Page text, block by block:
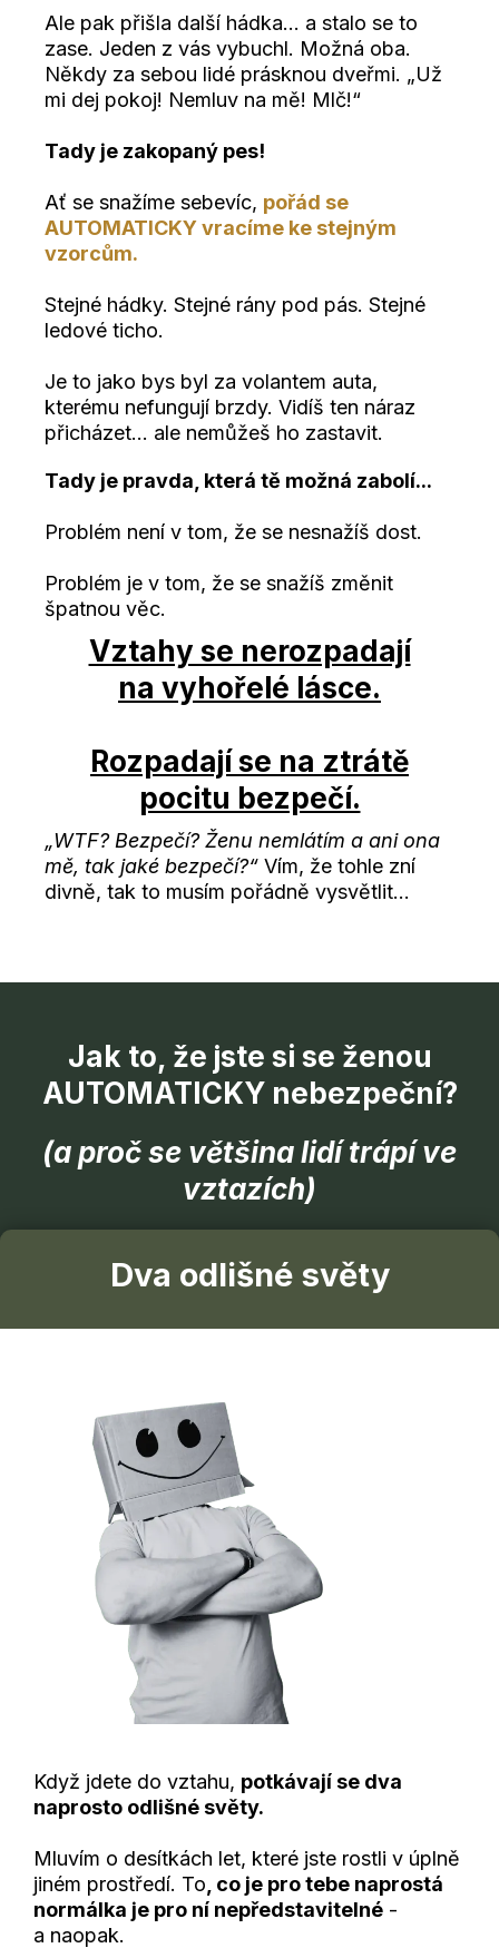
Ale pak přišla další hádka... a stalo se to
zase. Jeden z vás vybuchl. Možná oba.
Někdy za sebou lidé prásknou dveřmi. „Už
mi dej pokoj! Nemluv na mě! Mlč!“
Tady je zakopaný pes!
Ať se snažíme sebevíc, pořád se
AUTOMATICKY vracíme ke stejným
vzorcům.
Stejné hádky. Stejné rány pod pás. Stejné
ledové ticho.
Je to jako bys byl za volantem auta,
kterému nefungují brzdy. Vidíš ten náraz
přicházet... ale nemůžeš ho zastavit.
Tady je pravda, která tě možná zabolí...
Problém není v tom, že se nesnažíš dost.
Problém je v tom, že se snažíš změnit
špatnou věc.
Vztahy se nerozpadají
na vyhořelé lásce.
Rozpadají se na ztrátě
pocitu bezpečí.
„WTF? Bezpečí? Ženu nemlátím a ani ona
mě, tak jaké bezpečí?“ Vím, že tohle zní
divně, tak to musím pořádně vysvětlit...
Jak to, že jste si se ženou
AUTOMATICKY nebezpeční?
(a proč se většina lidí trápí ve
vztazích)
Dva odlišné světy
Když jdete do vztahu, potkávají se dva
naprosto odlišné světy.
Mluvím o desítkách let, které jste rostli v úplně
jiném prostředí. To , co je pro tebe naprostá
normálka je pro ní nepředstavitelné -
a naopak.